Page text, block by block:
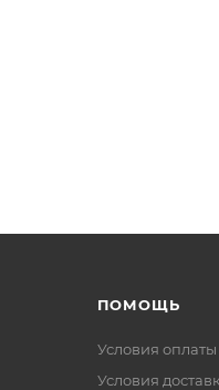
ПОМОЩЬ
Условия оплаты
Условия